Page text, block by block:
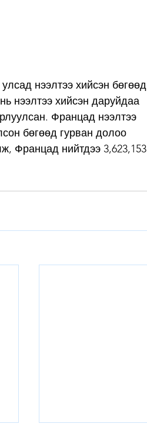
нээлтээ хийсэн бөгөөд
нээлтээ хийсэн даруйдаа
Францад нээлтээ
бөгөөд гурван долоо
Францад нийтдээ 3,623,153